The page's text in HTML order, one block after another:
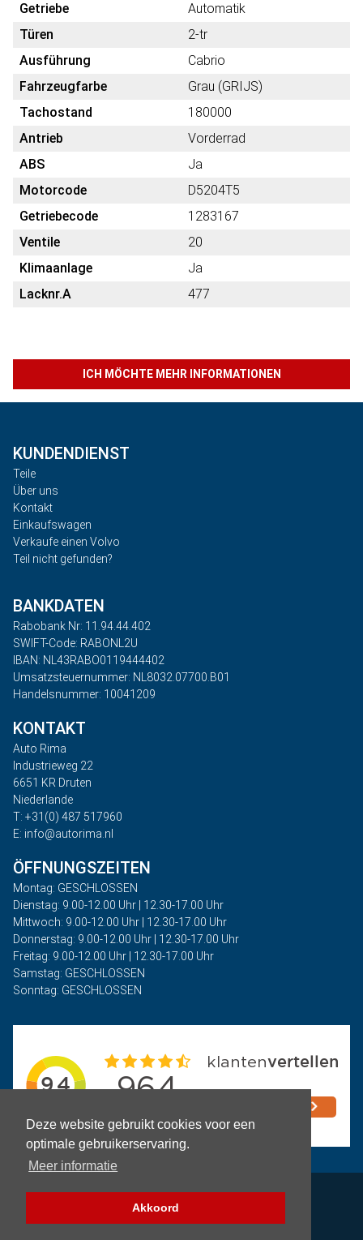
Deze website gebruikt cookies voor een
optimale gebruikerservaring.
Meer informatie
Akkoord
Getriebe
Automatik
Türen
2-tr
Ausführung
Cabrio
Fahrzeugfarbe
Grau (GRIJS)
Tachostand
180000
Antrieb
Vorderrad
ABS
Ja
Motorcode
D5204T5
Getriebecode
1283167
Ventile
20
Klimaanlage
Ja
Lacknr.A
477
ICH MÖCHTE MEHR INFORMATIONEN
KUNDENDIENST
Teile
Über uns
Kontakt
Einkaufswagen
Verkaufe einen Volvo
Teil nicht gefunden?
BANKDATEN
Rabobank Nr: 11.94.44.402
SWIFT-Code: RABONL2U
IBAN: NL43RABO0119444402
Umsatzsteuernummer: NL8032.07700.B01
Handelsnummer: 10041209
KONTAKT
Auto Rima
Industrieweg 22
6651 KR Druten
Niederlande
T: +31(0) 487 517960
E: info@autorima.nl
ÖFFNUNGSZEITEN
Montag: GESCHLOSSEN
Dienstag: 9.00-12.00 Uhr | 12.30-17.00 Uhr
Mittwoch: 9.00-12.00 Uhr | 12.30-17.00 Uhr
Donnerstag: 9.00-12.00 Uhr | 12.30-17.00 Uhr
Freitag: 9.00-12.00 Uhr | 12.30-17.00 Uhr
Samstag: GESCHLOSSEN
Sonntag: GESCHLOSSEN
Privacy